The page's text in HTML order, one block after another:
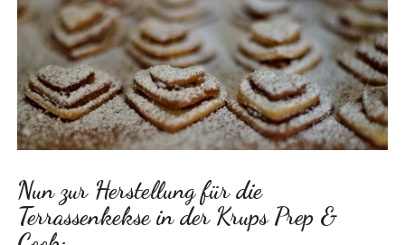
Nun zur Herstellung für die
Terrassenkekse in der Krups Prep &